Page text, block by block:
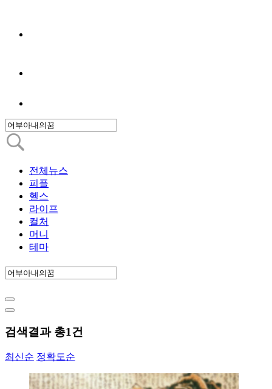
전체뉴스
피플
헬스
라이프
컬처
머니
테마
검색결과 총1건
최신순 정확도순